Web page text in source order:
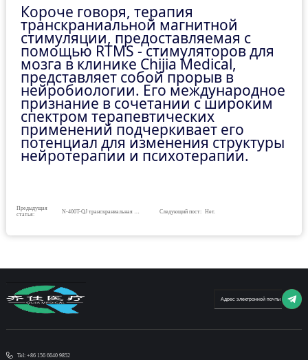
Короче говоря, терапия
транскраниальной магнитной
стимуляции, предоставляемая с
помощью RTMS - стимуляторов для
мозга в клинике Chijia Medical,
представляет собой прорыв в
нейробиологии. Его международное
признание в сочетании с широким
спектром терапевтических
применений подчеркивает его
потенциал для изменения структуры
нейротерапии и психотерапии.
Предыдущая
статья:
Следующий пост: Нет.
Tel: +86 156 6640 9852